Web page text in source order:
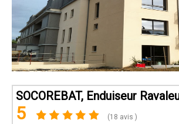
SOCOREBAT, Enduiseur
5 (18 avis )